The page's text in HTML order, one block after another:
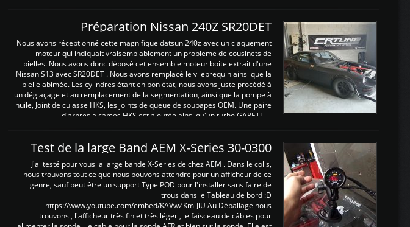
Préparation Nissan 240Z SR20DET
Nous avons réceptionné cette magnifique datsun 240z avec un claquement
moteur qui indiquait vraisemblablement un probleme de cousinets de
bielles. Nous avons donc déposé cet ensemble moteur boite extrait d'une
Nissan S13 avec SR20DET . Nous avons remplacé le vilebrequin ainsi que la
bielle abimée. Les cylindres étant en bon état, nous avons juste procédé à
un déglaçage et au remplacement de la segmentation, ainsi que la pompe à
huile, Joint de culasse HKS, les joints de queue de soupapes OEM. Une paire
d'arbres a cames HKS est ajoutée ainsi qu'un turbo GARETT ...
Test de la large Band AEM X-Series 30-0300
J'ai testé pour vous la large bande X-Series de chez AEM . Dans le colis,
nous trouvons tout ce que nous pouvons attendre pour un afficheur de ce
genre, sauf peut être un support Type POD pour l'installer sans faire de
trous dans le Tableau de bord :D
https://www.youtube.com/embed/KAVwZKm-JiU Au Déballage nous
trouvons , l'afficheur très fin et très léger , le faisceau de câbles pour